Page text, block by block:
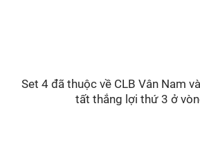
Set 4 đã thuộc về CLB Vân Nam
tất thắng lợi thứ 3 ở